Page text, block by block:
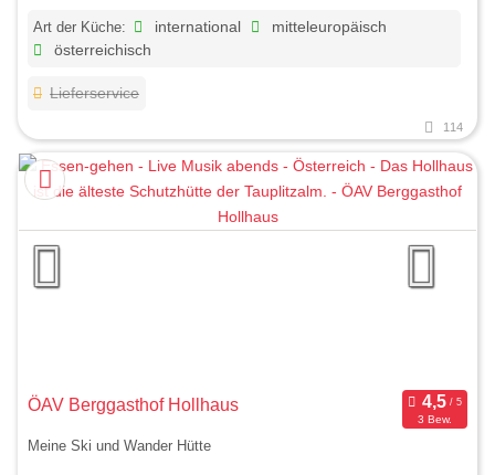
Art der Küche: international
mitteleuropäisch
österreichisch
Lieferservice
114
ÖAV Berggasthof Hollhaus
3 Bew.
Meine Ski und Wander Hütte